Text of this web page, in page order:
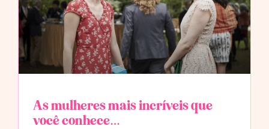
As mulheres mais incríveis que
você conhece…